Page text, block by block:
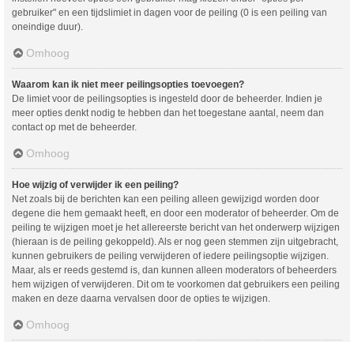
gebruiker" en een tijdslimiet in dagen voor de peiling (0 is een peiling van
oneindige duur).
Omhoog
Waarom kan ik niet meer peilingsopties toevoegen?
De limiet voor de peilingsopties is ingesteld door de beheerder. Indien je
meer opties denkt nodig te hebben dan het toegestane aantal, neem dan
contact op met de beheerder.
Omhoog
Hoe wijzig of verwijder ik een peiling?
Net zoals bij de berichten kan een peiling alleen gewijzigd worden door
degene die hem gemaakt heeft, en door een moderator of beheerder. Om de
peiling te wijzigen moet je het allereerste bericht van het onderwerp wijzigen
(hieraan is de peiling gekoppeld). Als er nog geen stemmen zijn uitgebracht,
kunnen gebruikers de peiling verwijderen of iedere peilingsoptie wijzigen.
Maar, als er reeds gestemd is, dan kunnen alleen moderators of beheerders
hem wijzigen of verwijderen. Dit om te voorkomen dat gebruikers een peiling
maken en deze daarna vervalsen door de opties te wijzigen.
Omhoog